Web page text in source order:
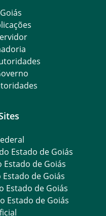
Estado de Goiás
Estado de Goiás
de Goiás
Estado de Goiás
Estado de Goiás